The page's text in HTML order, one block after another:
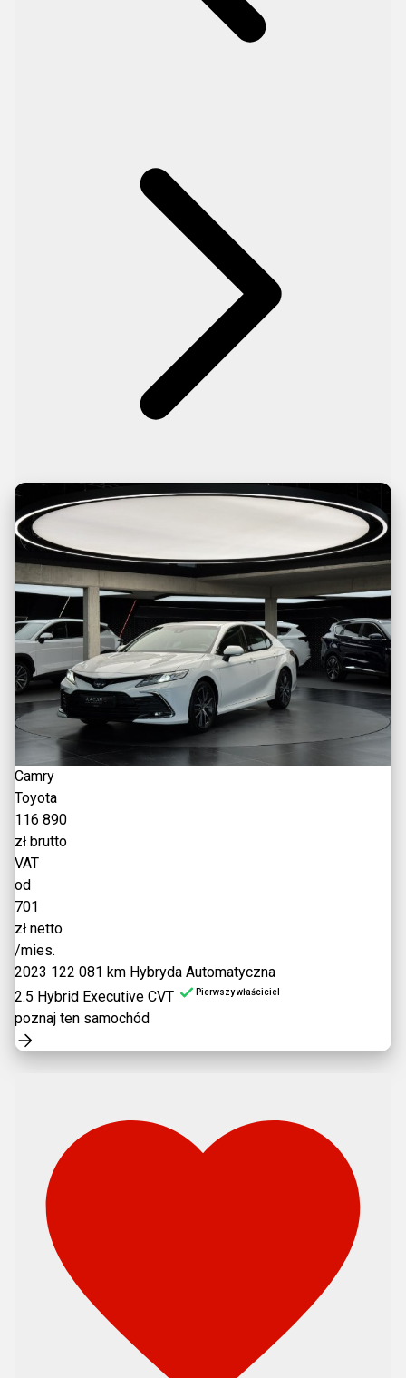
Camry
Toyota
116 890
zł brutto
VAT
od
701
zł netto
/mies.
2023 122 081 km Hybryda Automatyczna
2.5 Hybrid Executive CVT
Pierwszy właściciel
poznaj ten samochód